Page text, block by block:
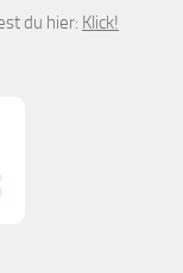
du hier: Klick!